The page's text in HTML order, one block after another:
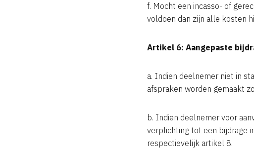
f. Mocht een incasso- of
voldoen dan zijn alle kosten
Artikel 6: Aangepaste
a. Indien deelnemer niet in
afspraken worden gemaakt
b. Indien deelnemer voor
verplichting tot een bijdrage
respectievelijk artikel 8.